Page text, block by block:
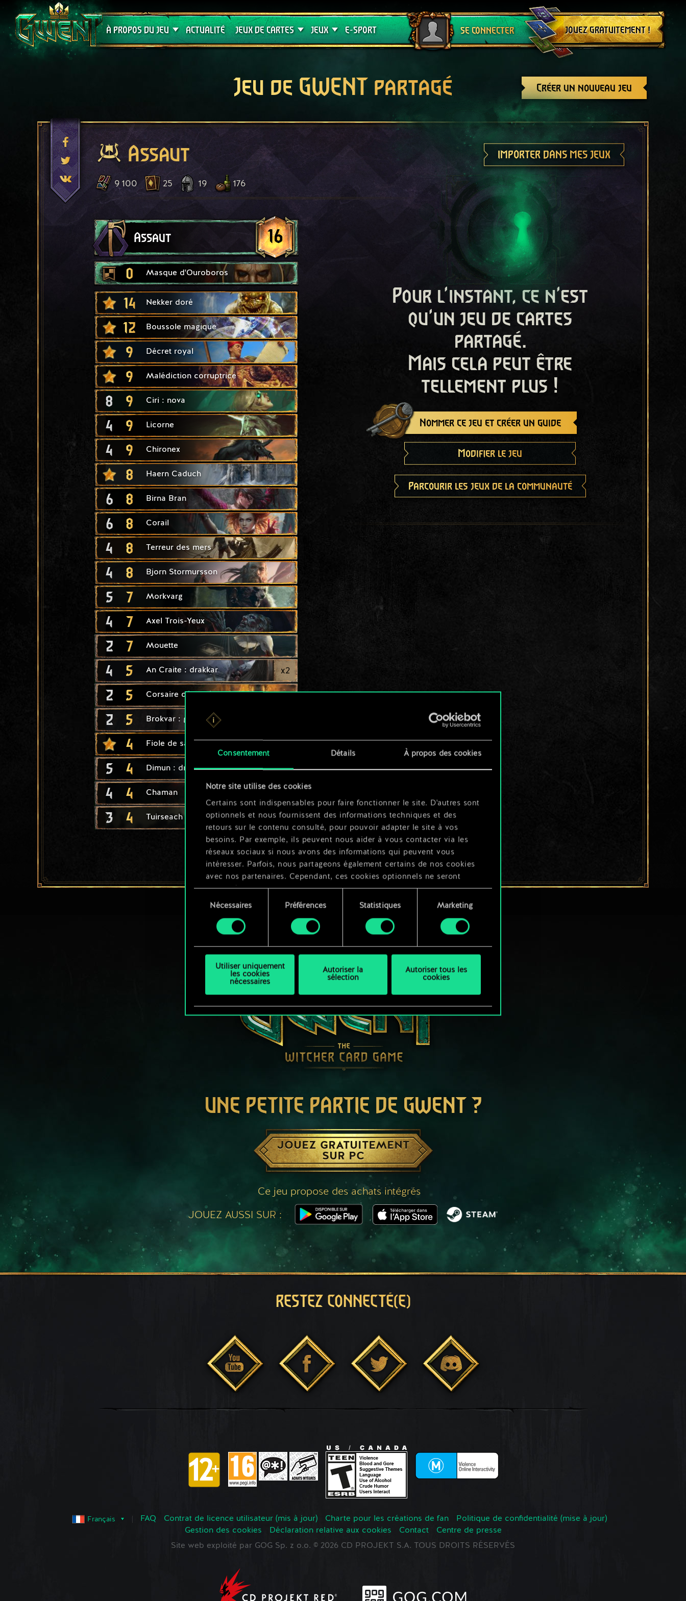
Consentement Détails À propos des cookies
Notre site utilise des cookies
Certains sont indispensables pour faire fonctionner le site. D'autres sont
optionnels et nous fournissent des informations techniques et des
retours sur le contenu consulté, pour pouvoir adapter le site à vos
besoins. Par exemple, ils peuvent nous aider à vous contacter via les
réseaux sociaux si nous avons des informations qui peuvent vous
intéresser. Parfois, nous partageons également certains de nos cookies
avec nos partenaires. Cependant, ces cookies optionnels ne seront
appliqués qu'avec votre permission.
et modifier vos préférences dans le menu "Paramètres" ci-dessous.
consentement
Nécessaires Préférences Statistiques Marketing
Utiliser uniquement
les cookies
nécessaires
Autoriser la
sélection
Autoriser tous les
cookies
À PROPOS DU JEU
Assistance
ACTUALITÉ JEUX DE CARTES
Crimson Curse
JEUX
Guides de jeux
E-SPORT SE CONNECTER
Se déconnecter
JOUEZ GRATUITEMENT !
Créer un nouveau jeu
Jeu de GWENT partagé
Assaut IMPORTER DANS MES JEUX
9 100 25 19 176
Assaut 16
0 Masque d'Ouroboros
14 Nekker doré
12 Boussole magique
9 Décret royal
9 Malédiction corruptrice
8 9 Ciri : nova
4 9 Licorne
4 9 Chironex
8 Haern Caduch
6 8 Birna Bran
6 8 Corail
4 8 Terreur des mers
4 8 Bjorn Stormursson
5 7 Morkvarg
4 7 Axel Trois-Yeux
2 7 Mouette
4 5 An Craite : drakkar x2
2 5 Corsaire dérangé
2 5 Brokvar : guerrier
4 Fiole de savoir interdit
5 4 Dimun : drakkar x2
4 4 Chaman
3 4 Tuirseach : soldat x2
Pour l'instant, ce n'est
qu'un jeu de cartes
partagé.
Mais cela peut être
tellement plus !
Nommer ce jeu et créer un guide
Modifier le jeu
Parcourir les jeux de la communauté
UNE PETITE PARTIE DE GWENT ?
JOUEZ GRATUITEMENT
SUR PC
Ce jeu propose des achats intégrés
JOUEZ AUSSI SUR :
RESTEZ CONNECTÉ(E)
Français FAQ Contrat de licence utilisateur (mis à jour) Charte pour les créations de fan
Politique de confidentialité (mise à jour)
Gestion des cookies
Déclaration relative aux cookies Contact
Centre de presse
Site web exploité par GOG Sp. z o.o. © 2026 CD PROJEKT S.A. TOUS DROITS RÉSERVÉS